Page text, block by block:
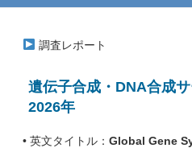
調査レポート
遺伝子合成・DNA合成
2026年
• 英文タイトル： Global Gene